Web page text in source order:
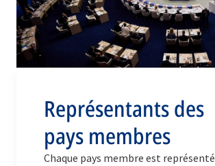
Représentants des
pays membres
Chaque pays membre est représenté